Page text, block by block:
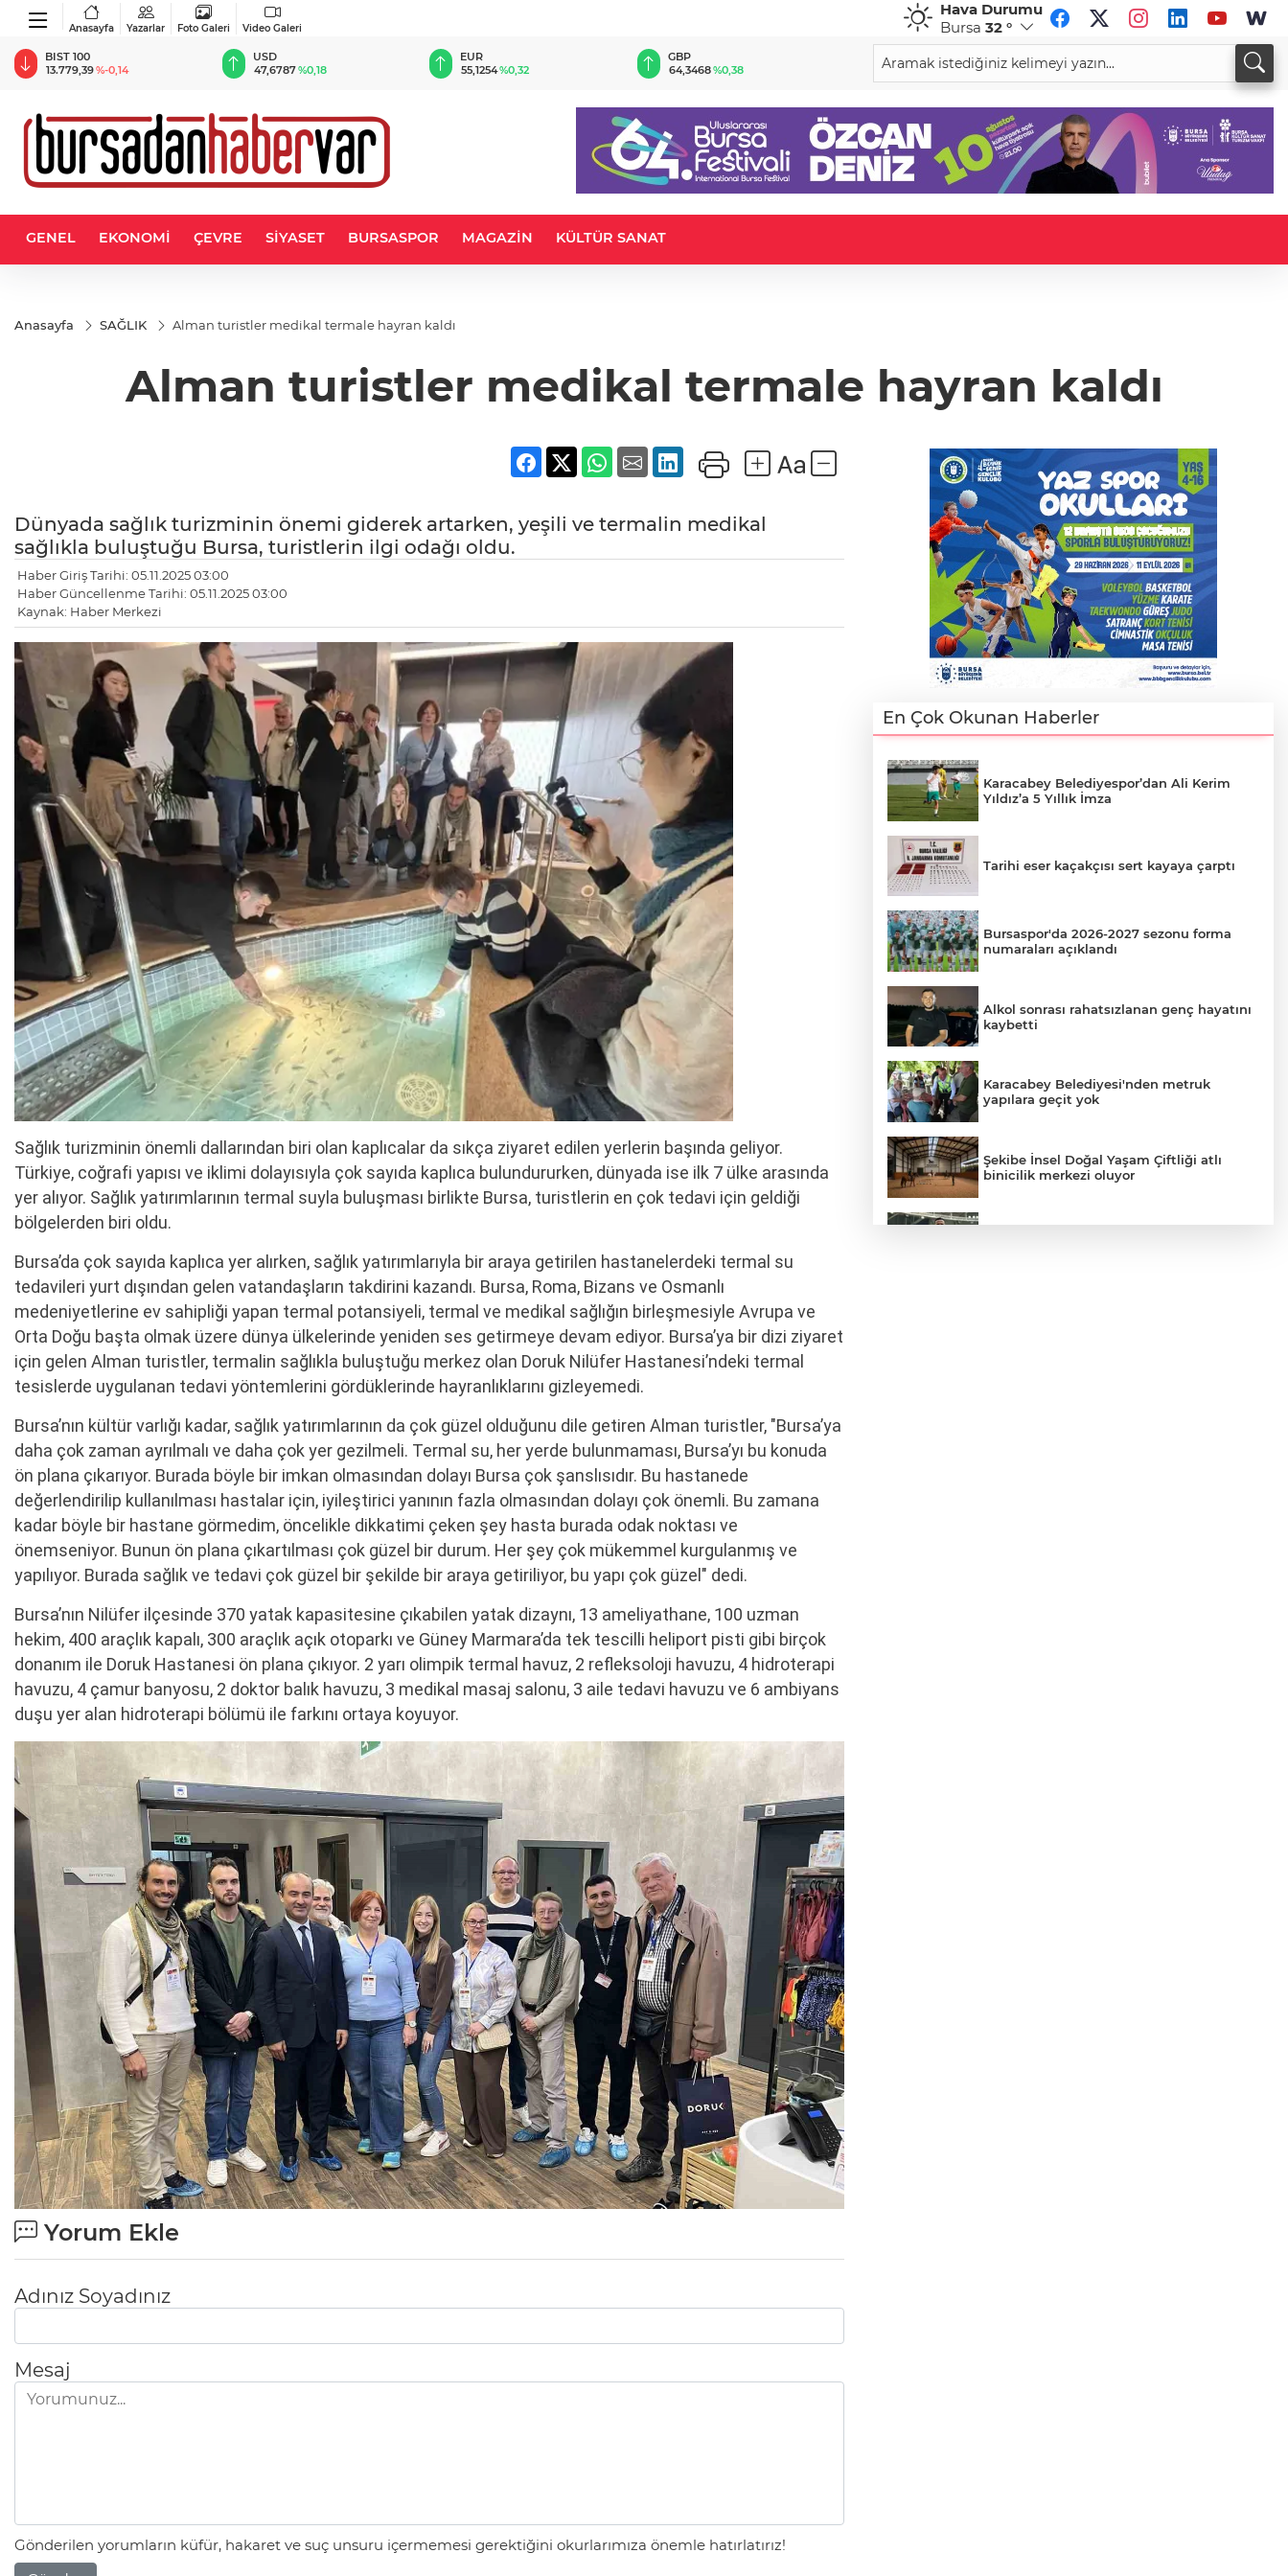
Anasayfa Yazarlar Foto Galeri Video Galeri
Hava Durumu
Bursa 32 °
BIST 100
13.779,39%-0,14
USD
47,6787%0,18
EUR
55,1254%0,32
GBP
64,3468%0,38
CHF
59,0083%0,82
34,1883
GENEL EKONOMİ ÇEVRE SİYASET BURSASPOR MAGAZİN KÜLTÜR SANAT
Anasayfa SAĞLIK Alman turistler medikal termale hayran kaldı
Alman turistler medikal termale hayran kaldı
Dünyada sağlık turizminin önemi giderek artarken, yeşili ve termalin medikal
sağlıkla buluştuğu Bursa, turistlerin ilgi odağı oldu.
Haber Giriş Tarihi: 05.11.2025 03:00
Haber Güncellenme Tarihi: 05.11.2025 03:00
Kaynak: Haber Merkezi
Sağlık turizminin önemli dallarından biri olan kaplıcalar da sıkça ziyaret edilen yerlerin başında geliyor.
Türkiye, coğrafi yapısı ve iklimi dolayısıyla çok sayıda kaplıca bulundururken, dünyada ise ilk 7 ülke arasında
yer alıyor. Sağlık yatırımlarının termal suyla buluşması birlikte Bursa, turistlerin en çok tedavi için geldiği
bölgelerden biri oldu.
Bursa’da çok sayıda kaplıca yer alırken, sağlık yatırımlarıyla bir araya getirilen hastanelerdeki termal su
tedavileri yurt dışından gelen vatandaşların takdirini kazandı. Bursa, Roma, Bizans ve Osmanlı
medeniyetlerine ev sahipliği yapan termal potansiyeli, termal ve medikal sağlığın birleşmesiyle Avrupa ve
Orta Doğu başta olmak üzere dünya ülkelerinde yeniden ses getirmeye devam ediyor. Bursa’ya bir dizi ziyaret
için gelen Alman turistler, termalin sağlıkla buluştuğu merkez olan Doruk Nilüfer Hastanesi’ndeki termal
tesislerde uygulanan tedavi yöntemlerini gördüklerinde hayranlıklarını gizleyemedi.
Bursa’nın kültür varlığı kadar, sağlık yatırımlarının da çok güzel olduğunu dile getiren Alman turistler, "Bursa’ya
daha çok zaman ayrılmalı ve daha çok yer gezilmeli. Termal su, her yerde bulunmaması, Bursa’yı bu konuda
ön plana çıkarıyor. Burada böyle bir imkan olmasından dolayı Bursa çok şanslısıdır. Bu hastanede
değerlendirilip kullanılması hastalar için, iyileştirici yanının fazla olmasından dolayı çok önemli. Bu zamana
kadar böyle bir hastane görmedim, öncelikle dikkatimi çeken şey hasta burada odak noktası ve
önemseniyor. Bunun ön plana çıkartılması çok güzel bir durum. Her şey çok mükemmel kurgulanmış ve
yapılıyor. Burada sağlık ve tedavi çok güzel bir şekilde bir araya getiriliyor, bu yapı çok güzel" dedi.
Bursa’nın Nilüfer ilçesinde 370 yatak kapasitesine çıkabilen yatak dizaynı, 13 ameliyathane, 100 uzman
hekim, 400 araçlık kapalı, 300 araçlık açık otoparkı ve Güney Marmara’da tek tescilli heliport pisti gibi birçok
donanım ile Doruk Hastanesi ön plana çıkıyor. 2 yarı olimpik termal havuz, 2 refleksoloji havuzu, 4 hidroterapi
havuzu, 4 çamur banyosu, 2 doktor balık havuzu, 3 medikal masaj salonu, 3 aile tedavi havuzu ve 6 ambiyans
duşu yer alan hidroterapi bölümü ile farkını ortaya koyuyor.
Yorum Ekle
Adınız Soyadınız
Mesaj
Gönderilen yorumların küfür, hakaret ve suç unsuru içermemesi gerektiğini okurlarımıza önemle hatırlatırız!
En Çok Okunan Haberler
Karacabey Belediyespor’dan Ali Kerim
Yıldız’a 5 Yıllık İmza
Tarihi eser kaçakçısı sert kayaya çarptı
Bursaspor'da 2026-2027 sezonu forma
numaraları açıklandı
Alkol sonrası rahatsızlanan genç hayatını
kaybetti
Karacabey Belediyesi'nden metruk
yapılara geçit yok
Şekibe İnsel Doğal Yaşam Çiftliği atlı
binicilik merkezi oluyor